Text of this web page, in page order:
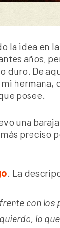
la idea en
años,
duro. De
hermana,
posee.
una
preciso
. La
con
lo